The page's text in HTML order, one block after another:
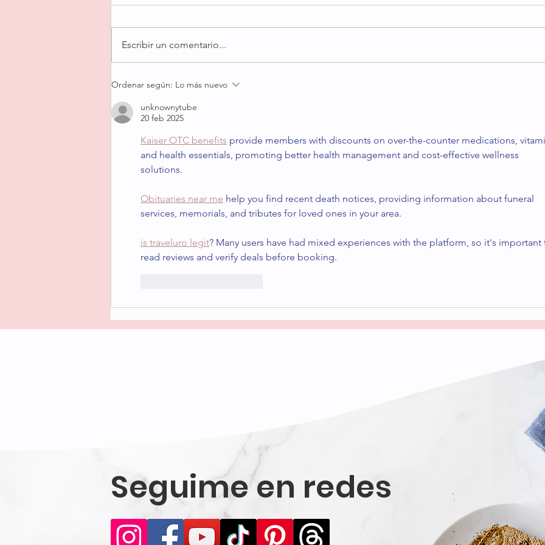
Mi Budín Inglés Increíble (no
juro)
y
Escribir un comentario...
Ordenar según: Lo más nuevo
unknownytube
20 feb 2025
Kaiser OTC benefits provide members with discounts on over-the-counter medications,
and health essentials, promoting better health management and cost-effective wellness
solutions.
Obituaries near me help you find recent death notices, providing information about funeral
services, memorials, and tributes for loved ones in your area.
is traveluro legit? Many users have had mixed experiences with the platform, so it's important
read reviews and verify deals before booking.
Seguime en redes